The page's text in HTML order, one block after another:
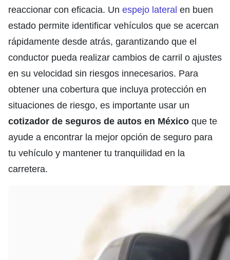
reaccionar con eficacia. Un espejo lateral en buen
estado permite identificar vehículos que se acercan
rápidamente desde atrás, garantizando que el
conductor pueda realizar cambios de carril o ajustes
en su velocidad sin riesgos innecesarios. Para
obtener una cobertura que incluya protección en
situaciones de riesgo, es importante usar un
cotizador de seguros de autos en México que te
ayude a encontrar la mejor opción de seguro para
tu vehículo y mantener tu tranquilidad en la
carretera.